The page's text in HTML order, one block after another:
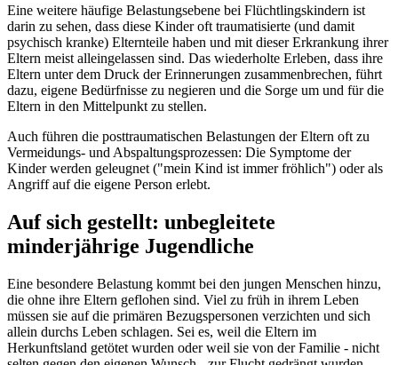
Eine weitere häufige Belastungsebene bei Flüchtlingskindern ist
darin zu sehen, dass diese Kinder oft traumatisierte (und damit
psychisch kranke) Elternteile haben und mit dieser Erkrankung ihrer
Eltern meist alleingelassen sind. Das wiederholte Erleben, dass ihre
Eltern unter dem Druck der Erinnerungen zusammenbrechen, führt
dazu, eigene Bedürfnisse zu negieren und die Sorge um und für die
Eltern in den Mittelpunkt zu stellen.
Auch führen die posttraumatischen Belastungen der Eltern oft zu
Vermeidungs- und Abspaltungsprozessen: Die Symptome der
Kinder werden geleugnet ("mein Kind ist immer fröhlich") oder als
Angriff auf die eigene Person erlebt.
Auf sich gestellt: unbegleitete
minderjährige Jugendliche
Eine besondere Belastung kommt bei den jungen Menschen hinzu,
die ohne ihre Eltern geflohen sind. Viel zu früh in ihrem Leben
müssen sie auf die primären Bezugspersonen verzichten und sich
allein durchs Leben schlagen. Sei es, weil die Eltern im
Herkunftsland getötet wurden oder weil sie von der Familie - nicht